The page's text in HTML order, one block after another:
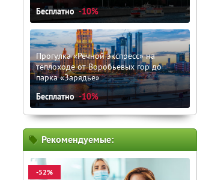
Бесплатно -10%
Прогулка «Речной экспресс» на
теплоходе от Воробьевых гор до
парка «Зарядье»
Бесплатно -10%
Рекомендуемые:
-52%